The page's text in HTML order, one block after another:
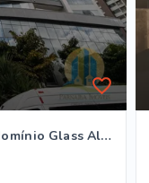
Apartamento para Locação – Condomínio Glass Alphaville | Barueri/SP